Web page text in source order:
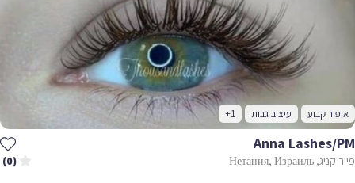
איפור קבוע עיצוב גבות +1
Anna Lashes/PM
פייר קניג, Нетания, Израиль (0)